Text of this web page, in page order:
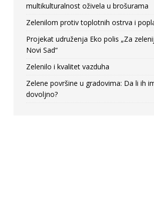
multikulturalnost oživela u brošurama
Zelenilom protiv toplotnih ostrva i
Projekat udruženja Eko polis „Za
Novi Sad“
Zelenilo i kvalitet vazduha
Zelene površine u gradovima: Da li ih
dovoljno?